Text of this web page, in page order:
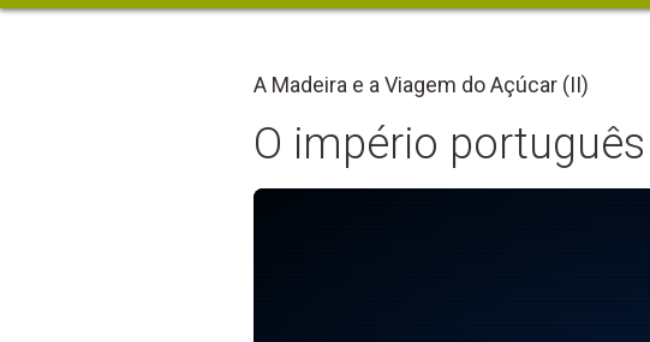
A Madeira e a Viagem do Açúcar (II)
O império